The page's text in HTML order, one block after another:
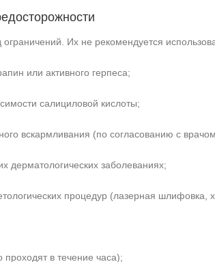
Их не рекомендуется
или активного герпеса;
салициловой кислоты;
вскармливания (по согласованию с
дерматологических заболеваниях;
процедур (лазерная шлифовка,
в течение часа);